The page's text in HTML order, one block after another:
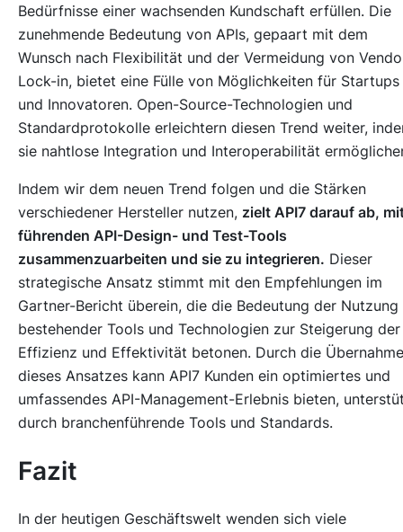
Bedürfnisse einer wachsenden Kundschaft erfüllen. Die
zunehmende Bedeutung von APIs, gepaart mit dem
Wunsch nach Flexibilität und der Vermeidung von
Lock-in, bietet eine Fülle von Möglichkeiten für Startups
und Innovatoren. Open-Source-Technologien und
Standardprotokolle erleichtern diesen Trend weiter,
sie nahtlose Integration und Interoperabilität
Indem wir dem neuen Trend folgen und die Stärken
verschiedener Hersteller nutzen, zielt API7 darauf ab,
führenden API-Design- und Test-Tools
zusammenzuarbeiten und sie zu integrieren. Dieser
strategische Ansatz stimmt mit den Empfehlungen im
Gartner-Bericht überein, die die Bedeutung der Nutzung
bestehender Tools und Technologien zur Steigerung der
Effizienz und Effektivität betonen. Durch die Übernahme
dieses Ansatzes kann API7 Kunden ein optimiertes und
umfassendes API-Management-Erlebnis bieten,
durch branchenführende Tools und Standards.
Fazit
In der heutigen Geschäftswelt wenden sich viele